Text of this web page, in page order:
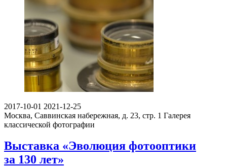
2017-10-01 2021-12-25
Москва, Саввинская набережная, д. 23, стр. 1 Галерея
классической фотографии
Выставка «Эволюция фотооптики
за 130 лет»